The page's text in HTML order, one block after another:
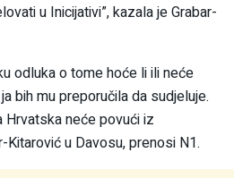
u Inicijativi”, kazala je Grabar-
odluka o tome hoće li ili neće
bih mu preporučila da sudjeluje.
Hrvatska neće povući iz
Kitarović u Davosu, prenosi N1.